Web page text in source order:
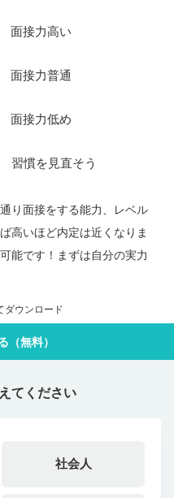
面接力高い
面接力普通
面接力低め
習慣を見直そう
り面接をする能力、レベル
高いほど内定は近くなりま
能です！まずは自分の実力
ダウンロード
（無料）
てください
社会人